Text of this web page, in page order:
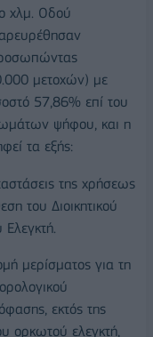
χλμ. Οδού
μετοχών) με
57,86% επί του
ψήφου, και η
τα εξής:
της χρήσεως
του Διοικητικού
μερίσματος για τη
εκτός της
ορκωτού ελεγκτή,